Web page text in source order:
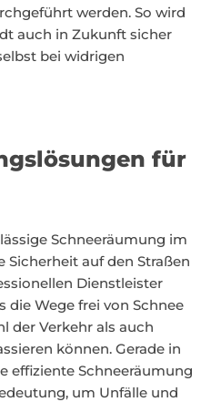
werden. So wird
auch in Zukunft sicher
bei widrigen
für
Schneeräumung im
auf den Straßen
Dienstleister
die Wege frei von Schnee
der Verkehr als auch
können. Gerade in
effiziente Schneeräumung
um Unfälle und